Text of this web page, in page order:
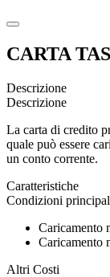
CARTA
Descrizione
Descrizione
La carta di credito
quale può essere
un conto corrente.
Caratteristiche
Condizioni
Caricamento
Caricamento
Altri Costi